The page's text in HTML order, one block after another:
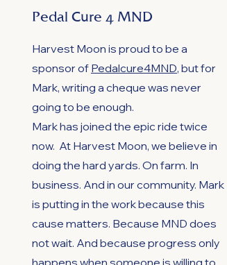
Pedal Cure 4 MND
Harvest Moon is proud to be a
sponsor of Pedalcure4MND, but for
Mark, writing a cheque was never
going to be enough.
Mark has joined the epic ride twice
now. At Harvest Moon, we believe in
doing the hard yards. On farm. In
business. And in our community. Mark
is putting in the work because this
cause matters. Because MND does
not wait. And because progress only
happens when someone is willing to